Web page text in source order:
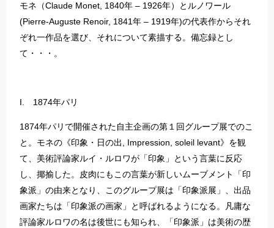
モネ（Claude Monet, 1840年 – 1926年）とルノワール
(Pierre-Auguste Renoir, 1841年 – 1919年)の代表作からそれ
ぞれ一作品を選び、それについて素描する。備忘録とし
て・・・。
I. 1874年パリ
1874年パリで開催された自主企画の第１回グループ展でのこ
と。モネの《印象・日の出, Impression, soleil levant》を観
て、美術評論家ルイ・ルロワが「印象」という言葉に反応
し、揶揄した。皮肉にもこの言葉が新しいムーブメント「印
象派」の由来となり、このグループ展は「印象派展」、出品
画家たちは「印象派の画家」と呼ばれるようになる。凡庸な
評論家ルロワの名は後世にも知られ、「印象派」は美術の歴